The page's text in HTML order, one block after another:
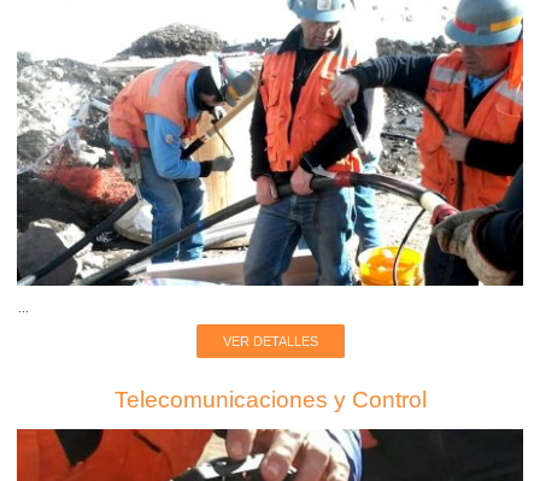
VER DETALLES
Telecomunicaciones y Control